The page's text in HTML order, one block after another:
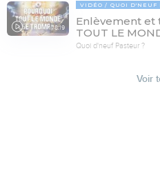
78:19
VIDÉO QUOI D'NEUF
Enlèvement et
TOUT LE
Quoi d'neuf Pasteur ?
Voir